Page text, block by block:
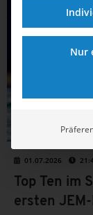
01.07.2026
Top Ten
ersten
Nur